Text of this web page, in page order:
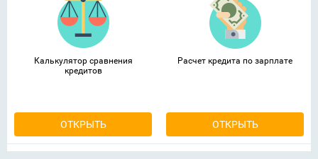
Калькулятор сравнения
кредитов
ОТКРЫТЬ
Расчет кредита по зарплате
ОТКРЫТЬ